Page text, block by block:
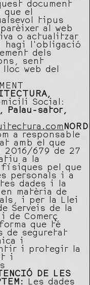
document
el
tipus
al web
o actualitzar
l’obligació
dels
sent
web del
Social:
Palau-sator,
a responsable
amb el que
2016/679 de 27
a la
físiques pel que
personals i a
dades i la
matèria de
i per la Llei
Serveis de la
de Comerç
que té
de seguretat
i
i protegir la
i
DE LES
Les dades